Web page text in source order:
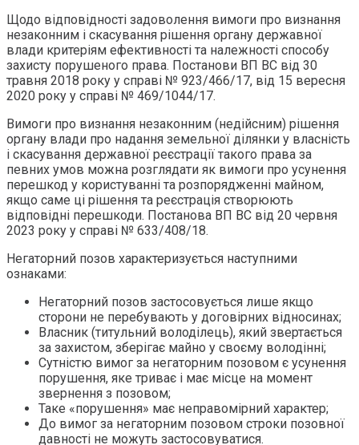
Щодо відповідності задоволення вимоги про визнання
незаконним і скасування рішення органу державної
влади критеріям ефективності та належності способу
захисту порушеного права. Постанови ВП ВС від 30
травня 2018 року у справі № 923/466/17, від 15 вересня
2020 року у справі № 469/1044/17.
Вимоги про визнання незаконним (недійсним) рішення
органу влади про надання земельної ділянки у власність
і скасування державної реєстрації такого права за
певних умов можна розглядати як вимоги про усунення
перешкод у користуванні та розпорядженні майном,
якщо саме ці рішення та реєстрація створюють
відповідні перешкоди. Постанова ВП ВС від 20 червня
2023 року у справі № 633/408/18.
Негаторний позов характеризується наступними
ознаками:
Негаторний позов застосовується лише якщо
сторони не перебувають у договірних відносинах;
Власник (титульний володілець), який звертається
за захистом, зберігає майно у своєму володінні;
Сутністю вимог за негаторним позовом є усунення
порушення, яке триває і має місце на момент
звернення з позовом;
Таке «порушення» має неправомірний характер;
До вимог за негаторним позовом строки позовної
давності не можуть застосовуватися.